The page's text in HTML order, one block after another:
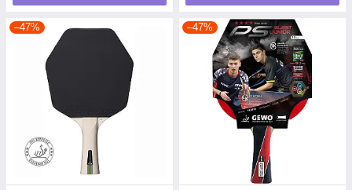
–47% –47%